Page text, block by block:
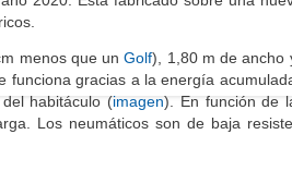
menos que unGolf), 1,80 m de ancho
funciona gracias a la energía
habitáculo (imagen). En función de
Los neumáticos son de baja